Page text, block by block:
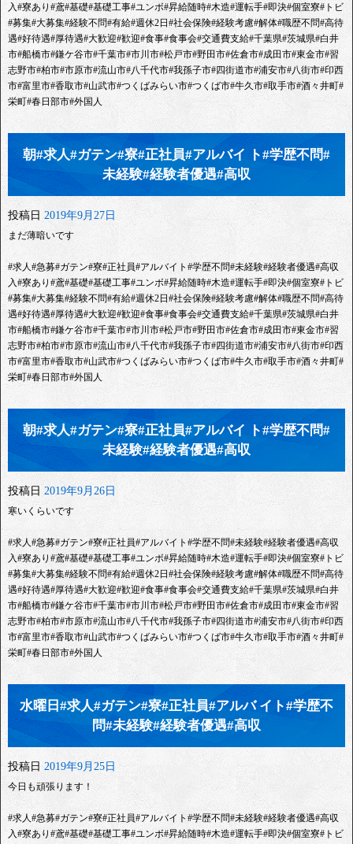
入#寮あり#鳶#基礎#基礎工事#ユンボ#昇給随時#木造#運転手#即決#個室寮#トビ
#募集#大募集#経験不問#有給#週休2日#社会保険#経験考慮#解体#職歴不問#高待
遇#好待遇#厚待遇#大歓迎#歓迎#食事#食事会#交通費支給#千葉県#茨城県#白井
市#船橋市#鎌ケ谷市#千葉市#市川市#松戸市#野田市#佐倉市#成田市#東金市#習
志野市#柏市#市原市#流山市#八千代市#我孫子市#四街道市#浦安市#八街市#印西
市#富里市#香取市#山武市#つくばみらい市#つくば市#牛久市#取手市#酒々井町#
栄町#春日部市#外国人
朝#求人#ガテン#寮#正社員#アルバイ ト#学歴不問#
未経験#経験者優遇#高収
投稿日 2019年9月27日
まだ薄暗いです
#求人#急募#ガテン#寮#正社員#アルバイト#学歴不問#未経験#経験者優遇#高収
入#寮あり#鳶#基礎#基礎工事#ユンボ#昇給随時#木造#運転手#即決#個室寮#トビ
#募集#大募集#経験不問#有給#週休2日#社会保険#経験考慮#解体#職歴不問#高待
遇#好待遇#厚待遇#大歓迎#歓迎#食事#食事会#交通費支給#千葉県#茨城県#白井
市#船橋市#鎌ケ谷市#千葉市#市川市#松戸市#野田市#佐倉市#成田市#東金市#習
志野市#柏市#市原市#流山市#八千代市#我孫子市#四街道市#浦安市#八街市#印西
市#富里市#香取市#山武市#つくばみらい市#つくば市#牛久市#取手市#酒々井町#
栄町#春日部市#外国人
朝#求人#ガテン#寮#正社員#アルバイ ト#学歴不問#
未経験#経験者優遇#高収
投稿日 2019年9月26日
寒いくらいです
#求人#急募#ガテン#寮#正社員#アルバイト#学歴不問#未経験#経験者優遇#高収
入#寮あり#鳶#基礎#基礎工事#ユンボ#昇給随時#木造#運転手#即決#個室寮#トビ
#募集#大募集#経験不問#有給#週休2日#社会保険#経験考慮#解体#職歴不問#高待
遇#好待遇#厚待遇#大歓迎#歓迎#食事#食事会#交通費支給#千葉県#茨城県#白井
市#船橋市#鎌ケ谷市#千葉市#市川市#松戸市#野田市#佐倉市#成田市#東金市#習
志野市#柏市#市原市#流山市#八千代市#我孫子市#四街道市#浦安市#八街市#印西
市#富里市#香取市#山武市#つくばみらい市#つくば市#牛久市#取手市#酒々井町#
栄町#春日部市#外国人
水曜日#求人#ガテン#寮#正社員#アルバ イト#学歴不
問#未経験#経験者優遇#高収
投稿日 2019年9月25日
今日も頑張ります！
#求人#急募#ガテン#寮#正社員#アルバイト#学歴不問#未経験#経験者優遇#高収
入#寮あり#鳶#基礎#基礎工事#ユンボ#昇給随時#木造#運転手#即決#個室寮#トビ